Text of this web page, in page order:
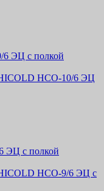
НСО-10/6 ЭЦ
НСО-9/6 ЭЦ с